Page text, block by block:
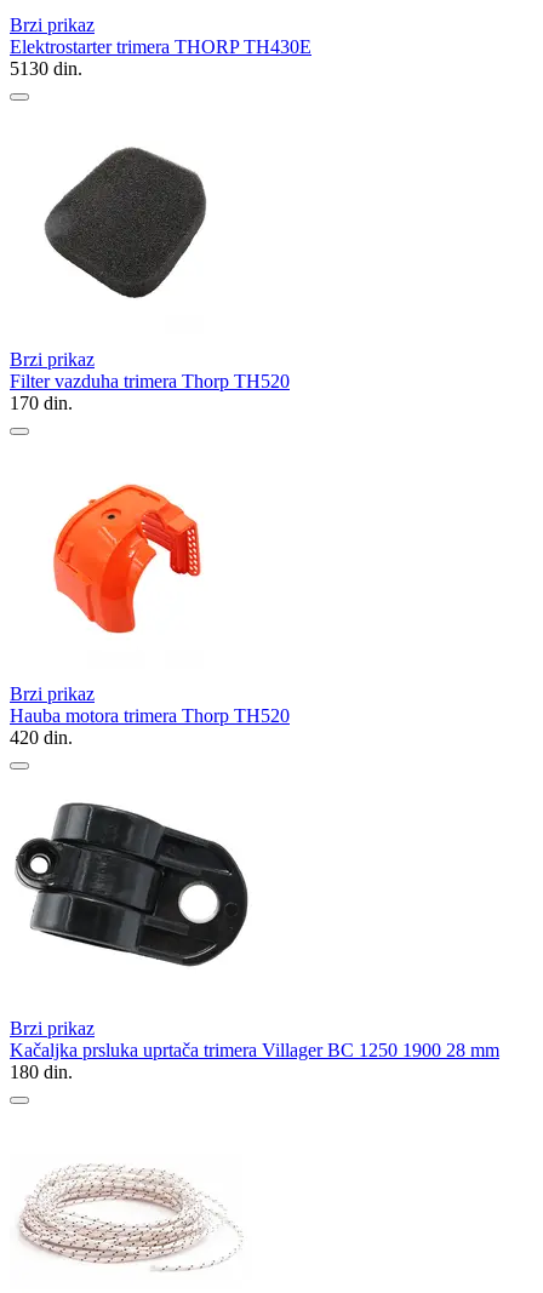
Brzi prikaz
Elektrostarter trimera THORP TH430E
5130 din.
Brzi prikaz
Filter vazduha trimera Thorp TH520
170 din.
Brzi prikaz
Hauba motora trimera Thorp TH520
420 din.
Brzi prikaz
Kačaljka prsluka uprtača trimera Villager BC 1250 1900 28 mm
180 din.